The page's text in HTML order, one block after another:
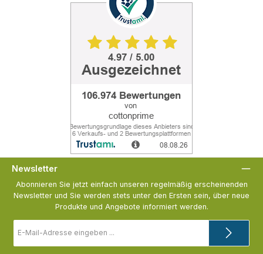
Newsletter
Abonnieren Sie jetzt einfach unseren regelmäßig erscheinenden
Newsletter und Sie werden stets unter den Ersten sein, über neue
Produkte und Angebote informiert werden.
Mail-